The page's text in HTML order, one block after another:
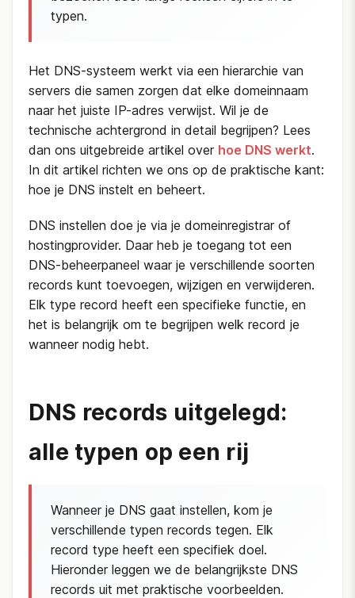
typen.
Het DNS-systeem werkt via een hierarchie van
servers die samen zorgen dat elke domeinnaam
naar het juiste IP-adres verwijst. Wil je de
technische achtergrond in detail begrijpen? Lees
dan ons uitgebreide artikel over hoe DNS werkt.
In dit artikel richten we ons op de praktische kant:
hoe je DNS instelt en beheert.
DNS instellen doe je via je domeinregistrar of
hostingprovider. Daar heb je toegang tot een
DNS-beheerpaneel waar je verschillende soorten
records kunt toevoegen, wijzigen en verwijderen.
Elk type record heeft een specifieke functie, en
het is belangrijk om te begrijpen welk record je
wanneer nodig hebt.
DNS records uitgelegd:
alle typen op een rij
Wanneer je DNS gaat instellen, kom je
verschillende typen records tegen. Elk
record type heeft een specifiek doel.
Hieronder leggen we de belangrijkste DNS
records uit met praktische voorbeelden.